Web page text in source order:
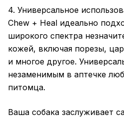
4. Универсальное
Chew + Heal идеально
широкого спектра
кожей, включая порезы,
и многое другое.
незаменимым в аптечке
питомца.
Ваша собака заслуживает